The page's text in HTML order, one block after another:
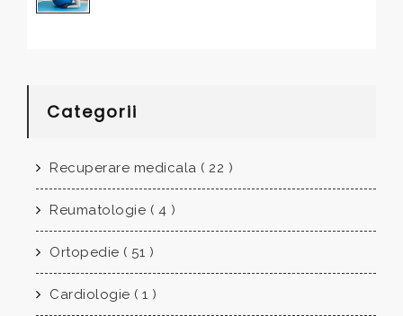
Categorii
Recuperare medicala ( 22 )
Reumatologie ( 4 )
Ortopedie ( 51 )
Cardiologie ( 1 )